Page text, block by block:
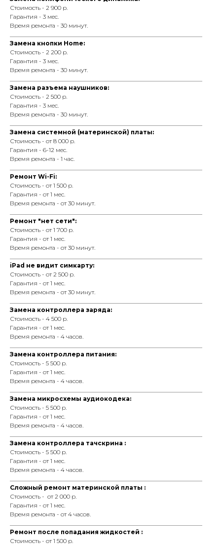
Стоимость - 2 900 р.
Гарантия - 3 мес.
Время ремонта - 30 минут.
Замена кнопки Home:
Стоимость - 2 200 р.
Гарантия - 3 мес.
Время ремонта - 30 минут.
Замена разъема наушников:
Стоимость - 2 500 р.
Гарантия - 3 мес.
Время ремонта - 30 минут.
Замена системной (материнской) платы:
Стоимость - от 8 000 р.
Гарантия - 6-12 мес.
Время ремонта - 1 час.
Ремонт Wi-Fi:
Стоимость - от 1 500 р.
Гарантия - от 1 мес.
Время ремонта - от 30 минут.
Ремонт "нет сети":
Стоимость - от 1 700 р.
Гарантия - от 1 мес.
Время ремонта - от 30 минут.
iPad не видит симкарту:
Стоимость - от 2 500 р.
Гарантия - от 1 мес.
Время ремонта - от 30 минут.
Замена контроллера заряда:
Стоимость - 4 500 р.
Гарантия - от 1 мес.
Время ремонта - 4 часов.
Замена контроллера питания:
Стоимость - 5 500 р.
Гарантия - от 1 мес.
Время ремонта - 4 часов.
Замена микросхемы аудиокодека:
Стоимость - 5 500 р.
Гарантия - от 1 мес.
Время ремонта - 4 часов.
Замена контроллера тачскрина :
Стоимость - 5 500 р.
Гарантия - от 1 мес.
Время ремонта - 4 часов.
Сложный ремонт материнской платы :
Стоимость - от 2 000 р.
Гарантия - от 1 мес.
Время ремонта - от 4 часов.
Ремонт после попадания жидкостей :
Стоимость - от 1 500 р.